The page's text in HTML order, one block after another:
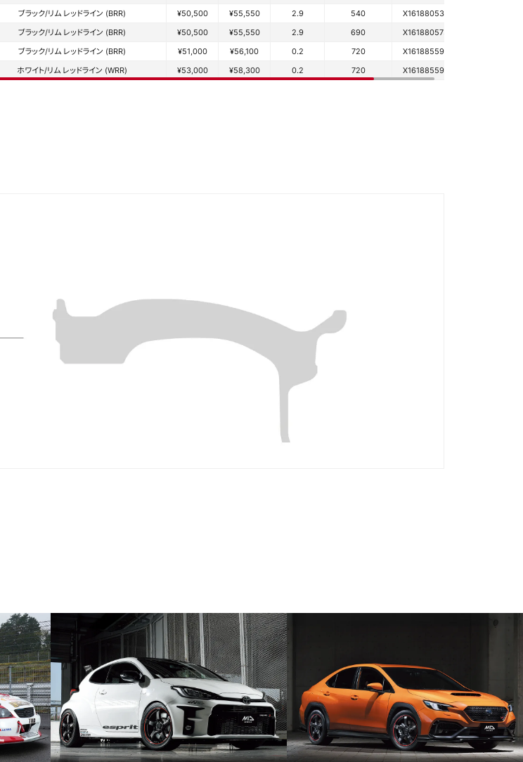
ブラック/リム レッドライン (BRR) ¥50,500 ¥55,550 2.9 540
X16188053345036N
ブラック/リム レッドライン (BRR) ¥50,500 ¥55,550 2.9 690
X16188057345036N
ブラック/リム レッドライン (BRR) ¥51,000 ¥56,100 0.2 720
X16188559345036N
ホワイト/リム レッドライン (WRR) ¥53,000 ¥58,300 0.2 720 X16188559345046N